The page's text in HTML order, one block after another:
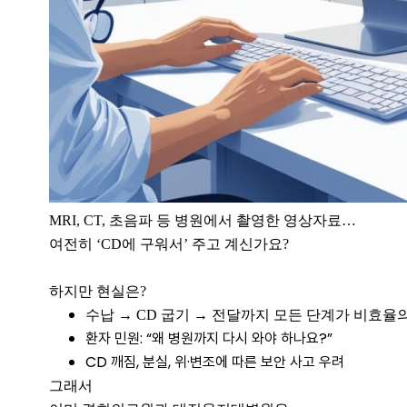
MRI, CT, 초음파 등 병원에서 촬영한 영상자료…
여전히 ‘CD에 구워서’ 주고 계신가요?
​하지만 현실은?
수납 → CD 굽기 → 전달까지 모든 단계가 비효율
환자 민원: “왜 병원까지 다시 와야 하나요?”
CD 깨짐, 분실, 위·변조에 따른 보안 사고 우려
그래서